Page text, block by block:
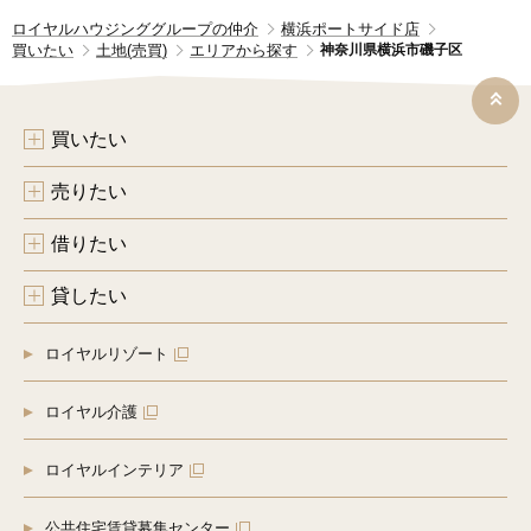
ロイヤルハウジンググループの仲介
横浜ポートサイド店
買いたい
土地(売買) エリアから探す 神奈川県横浜市磯子区
買いたい
売りたい
借りたい
貸したい
ロイヤルリゾート
ロイヤル介護
ロイヤルインテリア